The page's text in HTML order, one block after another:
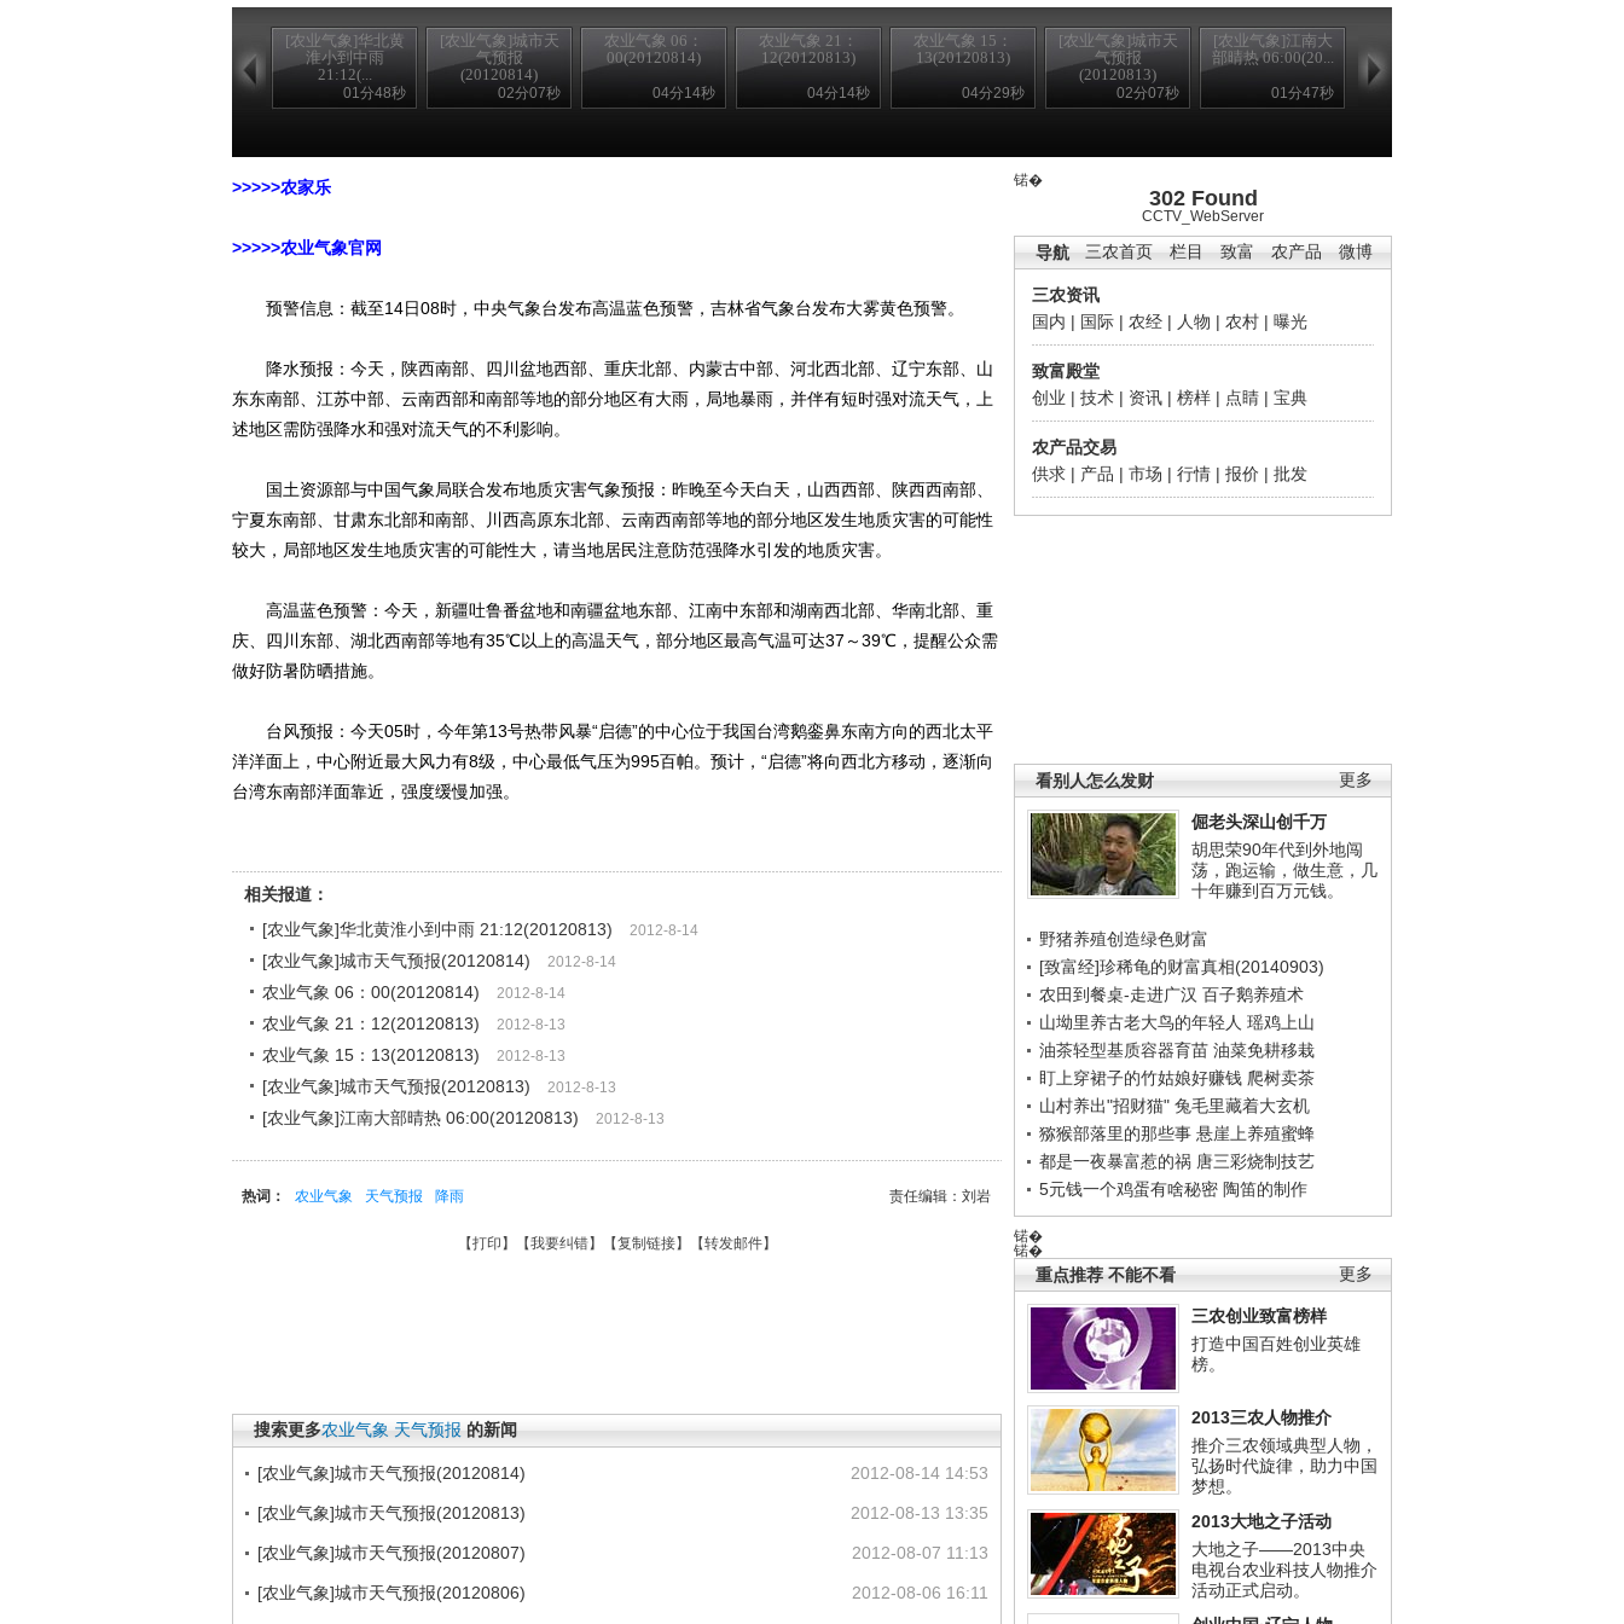
[农业气象]华北黄
淮小到中雨
21:12(...
01分48秒
[农业气象]城市天
气预报
(20120814)
02分07秒
农业气象 06：
00(20120814)
04分14秒
农业气象 21：
12(20120813)
04分14秒
农业气象 15：
13(20120813)
04分29秒
[农业气象]城市天
气预报
(20120813)
02分07秒
[农业气象]江南大
部晴热 06:00(20...
01分47秒
锘�
302 Found
CCTV_WebServer
三农首页 栏目 致富 农产品 微博
导航
三农资讯
国内 | 国际 | 农经 | 人物 | 农村 | 曝光
致富殿堂
创业 | 技术 | 资讯 | 榜样 | 点睛 | 宝典
农产品交易
供求 | 产品 | 市场 | 行情 | 报价 | 批发
更多
看别人怎么发财
倔老头深山创千万
胡思荣90年代到外地闯
荡，跑运输，做生意，几
十年赚到百万元钱。
野猪养殖创造绿色财富
[致富经]珍稀龟的财富真相(20140903)
农田到餐桌-走进广汉 百子鹅养殖术
山坳里养古老大鸟的年轻人 瑶鸡上山
油茶轻型基质容器育苗 油菜免耕移栽
盯上穿裙子的竹姑娘好赚钱 爬树卖茶
山村养出"招财猫" 兔毛里藏着大玄机
猕猴部落里的那些事 悬崖上养殖蜜蜂
都是一夜暴富惹的祸 唐三彩烧制技艺
5元钱一个鸡蛋有啥秘密 陶笛的制作
锘�
锘�
更多
重点推荐 不能不看
三农创业致富榜样
打造中国百姓创业英雄
榜。
2013三农人物推介
推介三农领域典型人物，
弘扬时代旋律，助力中国
梦想。
2013大地之子活动
大地之子——2013中央
电视台农业科技人物推介
活动正式启动。
>>>>>农家乐
>>>>>农业气象官网
预警信息：截至14日08时，中央气象台发布高温蓝色预警，吉林省气象台发布大雾黄色预警。
降水预报：今天，陕西南部、四川盆地西部、重庆北部、内蒙古中部、河北西北部、辽宁东部、山
东东南部、江苏中部、云南西部和南部等地的部分地区有大雨，局地暴雨，并伴有短时强对流天气，上
述地区需防强降水和强对流天气的不利影响。
国土资源部与中国气象局联合发布地质灾害气象预报：昨晚至今天白天，山西西部、陕西西南部、
宁夏东南部、甘肃东北部和南部、川西高原东北部、云南西南部等地的部分地区发生地质灾害的可能性
较大，局部地区发生地质灾害的可能性大，请当地居民注意防范强降水引发的地质灾害。
高温蓝色预警：今天，新疆吐鲁番盆地和南疆盆地东部、江南中东部和湖南西北部、华南北部、重
庆、四川东部、湖北西南部等地有35℃以上的高温天气，部分地区最高气温可达37～39℃，提醒公众需
做好防暑防晒措施。
台风预报：今天05时，今年第13号热带风暴“启德”的中心位于我国台湾鹅銮鼻东南方向的西北太平
洋洋面上，中心附近最大风力有8级，中心最低气压为995百帕。预计，“启德”将向西北方移动，逐渐向
台湾东南部洋面靠近，强度缓慢加强。
相关报道：
[农业气象]华北黄淮小到中雨 21:12(20120813)
2012-8-14
[农业气象]城市天气预报(20120814) 2012-8-14
农业气象 06：00(20120814) 2012-8-14
农业气象 21：12(20120813) 2012-8-13
农业气象 15：13(20120813) 2012-8-13
[农业气象]城市天气预报(20120813) 2012-8-13
[农业气象]江南大部晴热 06:00(20120813) 2012-8-13
责任编辑：刘岩
热词： 农业气象 天气预报 降雨
【打印 】【我要纠错】【复制链接】【转发邮件】
搜索更多农业气象 天气预报 的新闻
2012-08-14 14:53
[农业气象]城市天气预报(20120814)
2012-08-13 13:35
[农业气象]城市天气预报(20120813)
2012-08-07 11:13
[农业气象]城市天气预报(20120807)
2012-08-06 16:11
[农业气象]城市天气预报(20120806)